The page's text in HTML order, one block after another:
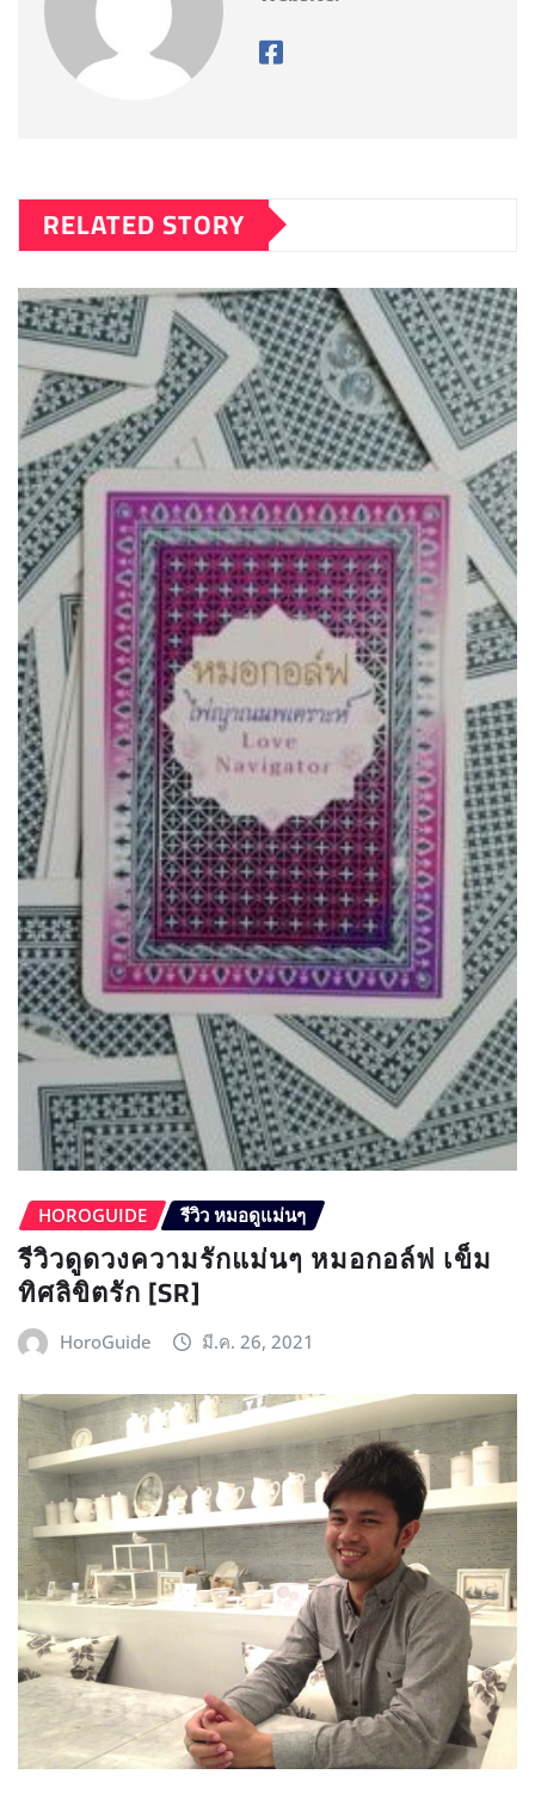
RELATED STORY
HOROGUIDE รีวิว หมอดูแม่นๆ
รีวิวดูดวงความรักแม่นๆ หมอกอล์ฟ เข็ม
ทิศลิขิตรัก [SR]
HoroGuide มี.ค. 26, 2021